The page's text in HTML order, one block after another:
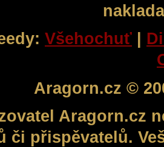
Všehochuť
Aragorn.cz ©
Aragorn.cz
či přispěvatelů.